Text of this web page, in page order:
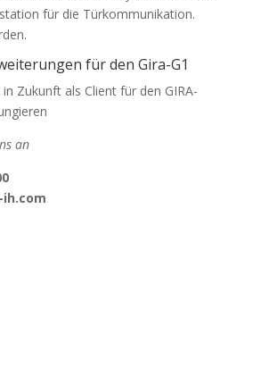
für die Türkommunikation.
für den Gira-G1
Zukunft als Client für den GIRA-
an